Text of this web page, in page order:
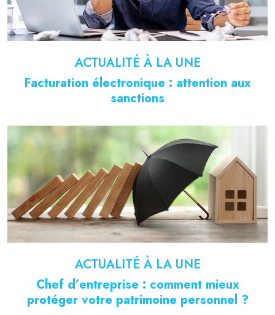
ACTUALITÉ À LA UNE
Facturation électronique : attention aux
sanctions
ACTUALITÉ À LA UNE
Chef d’entreprise : comment mieux
protéger votre patrimoine personnel ?